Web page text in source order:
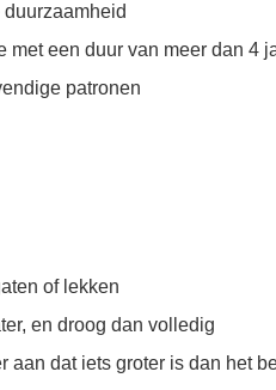
met een duur van meer dan 4
patronen
of lekken
en droog dan volledig
aan dat iets groter is dan het